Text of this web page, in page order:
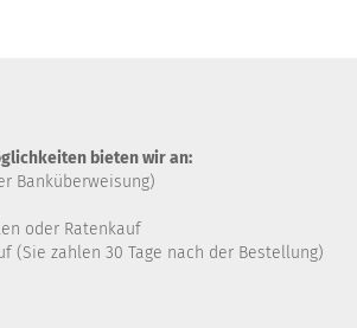
bieten wir an:
Banküberweisung)
oder Ratenkauf
(Sie zahlen 30 Tage nach der Bestellung)